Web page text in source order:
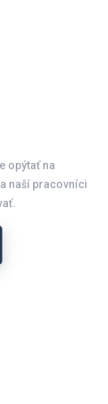
opýtať na
naší pracovníci